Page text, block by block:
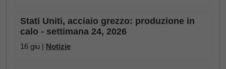
Stati Uniti, acciaio grezzo: produzione in
calo - settimana 24, 2026
16 giu | Notizie